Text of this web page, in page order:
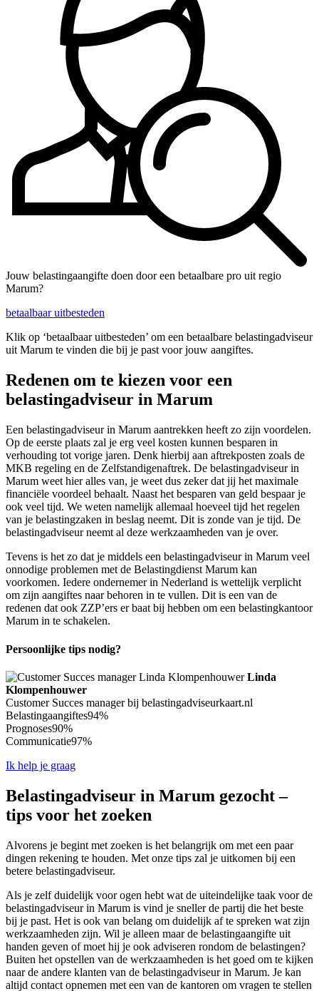
Jouw belastingaangifte doen door een betaalbare pro uit regio
Marum?
betaalbaar uitbesteden
Klik op ‘betaalbaar uitbesteden’ om een betaalbare belastingadviseur
uit Marum te vinden die bij je past voor jouw aangiftes.
Redenen om te kiezen voor een
belastingadviseur in Marum
Een belastingadviseur in Marum aantrekken heeft zo zijn voordelen.
Op de eerste plaats zal je erg veel kosten kunnen besparen in
verhouding tot vorige jaren. Denk hierbij aan aftrekposten zoals de
MKB regeling en de Zelfstandigenaftrek. De belastingadviseur in
Marum weet hier alles van, je weet dus zeker dat jij het maximale
financiële voordeel behaalt. Naast het besparen van geld bespaar je
ook veel tijd. We weten namelijk allemaal hoeveel tijd het regelen
van je belastingzaken in beslag neemt. Dit is zonde van je tijd. De
belastingadviseur neemt al deze werkzaamheden van je over.
Tevens is het zo dat je middels een belastingadviseur in Marum veel
onnodige problemen met de Belastingdienst Marum kan
voorkomen. Iedere ondernemer in Nederland is wettelijk verplicht
om zijn aangiftes naar behoren in te vullen. Dit is een van de
redenen dat ook ZZP’ers er baat bij hebben om een belastingkantoor
Marum in te schakelen.
Persoonlijke tips nodig?
Linda
Klompenhouwer
Customer Succes manager bij belastingadviseurkaart.nl
Belastingaangiftes94%
Prognoses90%
Communicatie97%
Ik help je graag
Belastingadviseur in Marum gezocht –
tips voor het zoeken
Alvorens je begint met zoeken is het belangrijk om met een paar
dingen rekening te houden. Met onze tips zal je uitkomen bij een
betere belastingadviseur.
Als je zelf duidelijk voor ogen hebt wat de uiteindelijke taak voor de
belastingadviseur in Marum is vind je sneller de partij die het beste
bij je past. Het is ook van belang om duidelijk af te spreken wat zijn
werkzaamheden zijn. Wil je alleen maar de belastingaangifte uit
handen geven of moet hij je ook adviseren rondom de belastingen?
Buiten het opstellen van de werkzaamheden is het goed om te kijken
naar de andere klanten van de belastingadviseur in Marum. Je kan
altijd contact opnemen met een van de kantoren om vragen te stellen